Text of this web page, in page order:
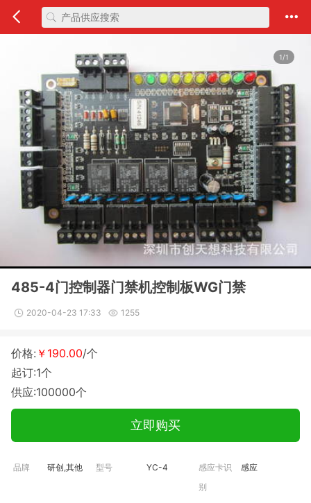
1/1
485-4门控制器门禁机控制板WG门禁
2020-04-23 17:33 1255
价格: ￥190.00/个
起订:1个
供应:100000个
立即购买
品牌 研创,其他 型号 YC-4
感应卡识
别
感应